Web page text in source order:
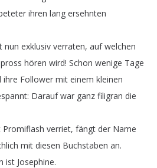
ihren lang ersehnten
nun exklusiv verraten, auf welchen
hören wird! Schon wenige Tage
ihre Follower mit einem kleinen
: Darauf war ganz filigran die
Promiflash verriet, fängt der Name
mit diesen Buchstaben an.
ist Josephine.